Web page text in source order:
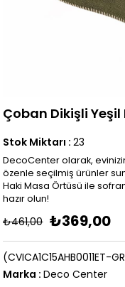
Çoban Dikişli
Stok Miktarı : 23
DecoCenter olarak,
özenle seçilmiş ürünler
Haki Masa Örtüsü ile
hazır olun!
₺461,00 ₺369,00
(CVICA1C15AHB0011ET-
Marka : Deco Center